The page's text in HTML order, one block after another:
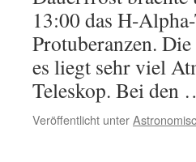
13:00 das H-
Protuberanzen.
es liegt sehr viel
Teleskop. Bei den
Veröffentlicht unter